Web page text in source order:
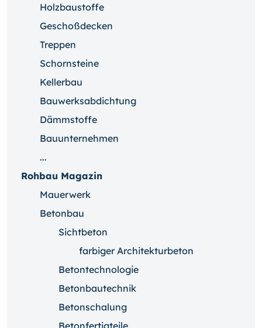
Holzbaustoffe
Geschoßdecken
Treppen
Schornsteine
Kellerbau
Bauwerksabdichtung
Dämmstoffe
Bauunternehmen
...
Rohbau Magazin
Mauerwerk
Betonbau
Sichtbeton
farbiger Architekturbeton
Betontechnologie
Betonbautechnik
Betonschalung